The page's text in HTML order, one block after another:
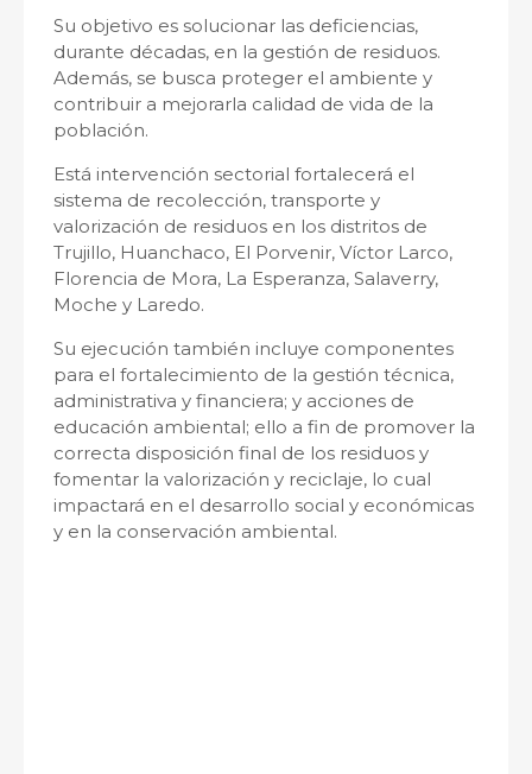
Su objetivo es solucionar las deficiencias,
durante décadas, en la gestión de residuos.
Además, se busca proteger el ambiente y
contribuir a mejorarla calidad de vida de la
población.
Está intervención sectorial fortalecerá el
sistema de recolección, transporte y
valorización de residuos en los distritos de
Trujillo, Huanchaco, El Porvenir, Víctor Larco,
Florencia de Mora, La Esperanza, Salaverry,
Moche y Laredo.
Su ejecución también incluye componentes
para el fortalecimiento de la gestión técnica,
administrativa y financiera; y acciones de
educación ambiental; ello a fin de promover la
correcta disposición final de los residuos y
fomentar la valorización y reciclaje, lo cual
impactará en el desarrollo social y económicas
y en la conservación ambiental.